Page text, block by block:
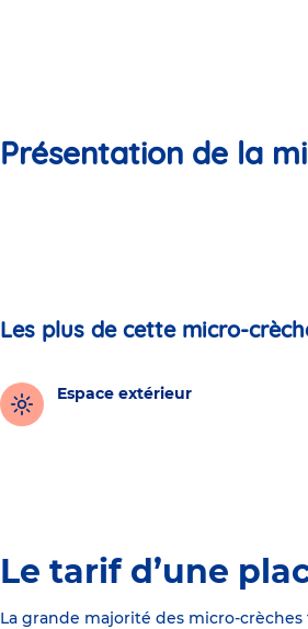
Présentation de la
Les plus de cette micro-
Espace extérieur
Le tarif d’une
La grande majorité des micro-crèches